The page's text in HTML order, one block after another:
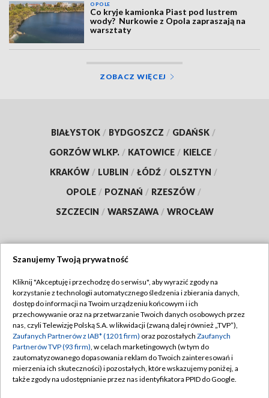
OPOLE
Co kryje kamionka Piast pod lustrem
wody? Nurkowie z Opola zapraszają na
warsztaty
ZOBACZ WIĘCEJ
BIAŁYSTOK / BYDGOSZCZ / GDAŃSK /
GORZÓW WLKP. / KATOWICE / KIELCE /
KRAKÓW / LUBLIN / ŁÓDŹ / OLSZTYN /
OPOLE / POZNAŃ / RZESZÓW /
SZCZECIN / WARSZAWA / WROCŁAW
TVP
Abonament TVP
Emisja w TVP
Centrum informacji TVP
Naziemna Telewizja Cyfrowa
Regulamin TVP
Polityka prywatności
Moje zgody
Pomoc
Szanujemy Twoją prywatność
Kliknij "Akceptuję i przechodzę do serwisu", aby wyrazić zgody na
korzystanie z technologii automatycznego śledzenia i zbierania danych,
dostęp do informacji na Twoim urządzeniu końcowym i ich
przechowywanie oraz na przetwarzanie Twoich danych osobowych przez
nas, czyli Telewizję Polską S.A. w likwidacji (zwaną dalej również „TVP”),
Zaufanych Partnerów z IAB* (1201 firm) oraz pozostałych Zaufanych
Partnerów TVP (93 firm), w celach marketingowych (w tym do
zautomatyzowanego dopasowania reklam do Twoich zainteresowań i
mierzenia ich skuteczności) i pozostałych, które wskazujemy poniżej, a
także zgody na udostępnianie przez nas identyfikatora PPID do Google.